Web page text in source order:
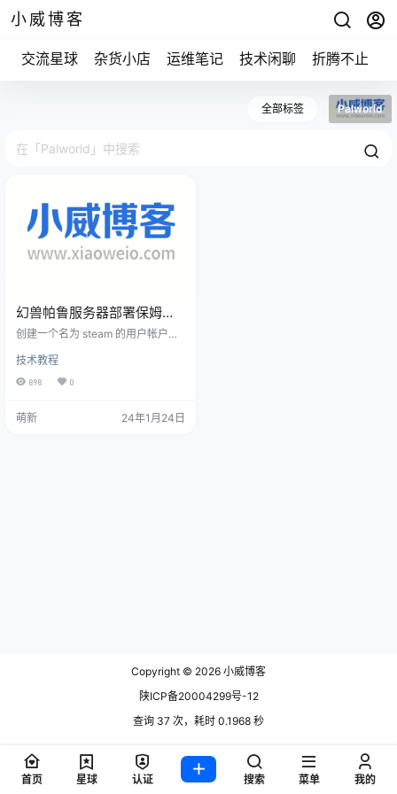
小威博客
交流星球 杂货小店 运维笔记 技术闲聊 折腾不止
全部标签 Palworld
幻兽帕鲁服务器部署保姆级
教程
创建一个名为 steam 的用户帐户以
作系统的其余部分隔离开来。 不要
在以 root 用户身份运行时运行Stea
sudo useradd -m steam sudo pass
技术教程
898 0
萌新 24年1月24日
Copyright © 2026 小威博客
陕ICP备20004299号-12
查询 37 次，耗时 0.1968 秒
首页 星球 认证 搜索 菜单 我的